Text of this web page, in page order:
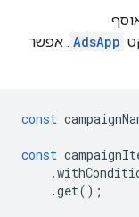
AdsApp . אפשר
const
const
.
.get();